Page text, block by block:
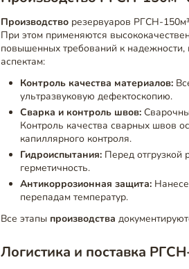
Производство резервуаров РГСН-
При этом применяются
повышенных требований к надежности,
аспектам:
Контроль качества материалов:
ультразвуковую дефектоскопию.
Сварка и контроль швов:
Контроль качества сварных швов
капиллярного контроля.
Гидроиспытания: Перед отгрузкой
герметичность.
Антикоррозионная защита:
перепадам температур.
Все этапы производства
Логистика и поставка